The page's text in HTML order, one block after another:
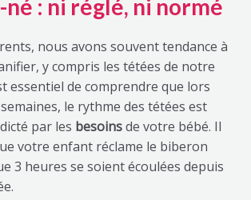
: ni réglé, ni normé
nous avons souvent tendance à
y compris les tétées de notre
essentiel de comprendre que lors
le rythme des tétées est
par les besoinsde votre bébé. Il
votre enfant réclame le biberon
3 heures se soient écoulées depuis